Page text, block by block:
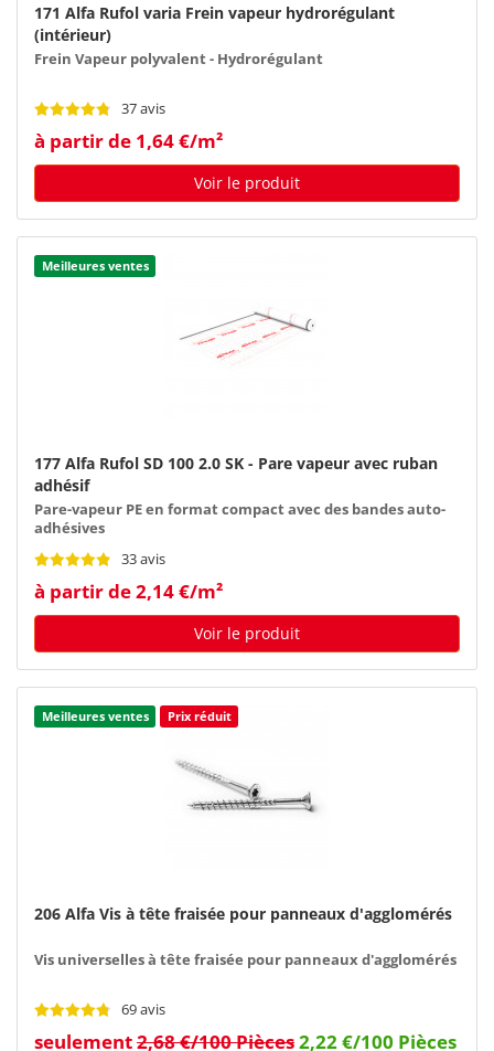
171 Alfa Rufol varia Frein vapeur hydrorégulant
(intérieur)
Frein Vapeur polyvalent - Hydrorégulant
37 avis
à partir de 1,64 €/m²
Voir le produit
Meilleures ventes
177 Alfa Rufol SD 100 2.0 SK - Pare vapeur avec ruban
adhésif
Pare-vapeur PE en format compact avec des bandes auto-
adhésives
33 avis
à partir de 2,14 €/m²
Voir le produit
Meilleures ventes Prix réduit
206 Alfa Vis à tête fraisée pour panneaux d'agglomérés
Vis universelles à tête fraisée pour panneaux d'agglomérés
69 avis
seulement2,68 €/100 Pièces2,22 €/100 Pièces